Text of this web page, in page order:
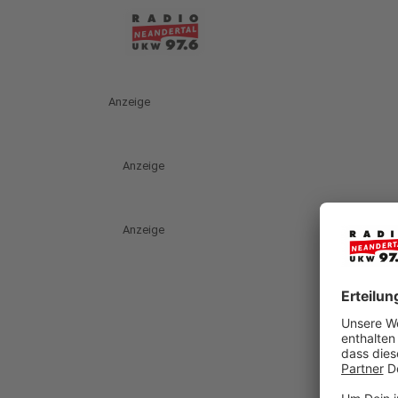
Anzeige
Anzeige
Anzeige